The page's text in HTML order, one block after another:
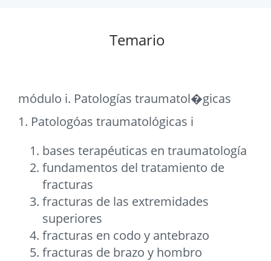
Temario
módulo i. Patologías traumatol�gicas
1. Patologóas traumatológicas i
bases terapéuticas en traumatología
fundamentos del tratamiento de
fracturas
fracturas de las extremidades
superiores
fracturas en codo y antebrazo
fracturas de brazo y hombro